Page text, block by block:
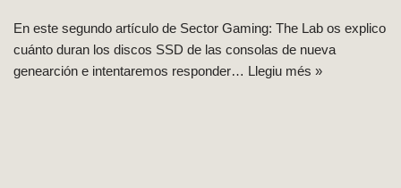
En este segundo artículo de Sector Gaming: The Lab os explico
cuánto duran los discos SSD de las consolas de nueva
genearción e intentaremos responder… Llegiu més »